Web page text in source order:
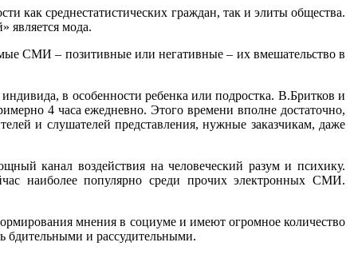
как среднестатистических граждан, так и элиты общества.
является мода.
СМИ – позитивные или негативные – их вмешательство в
в особенности ребенка или подростка. В.Бритков и
4 часа ежедневно. Этого времени вполне достаточно,
и слушателей представления, нужные заказчикам, даже
канал воздействия на человеческий разум и психику.
наиболее популярно среди прочих электронных СМИ.
мнения в социуме и имеют огромное количество
бдительными и рассудительными.